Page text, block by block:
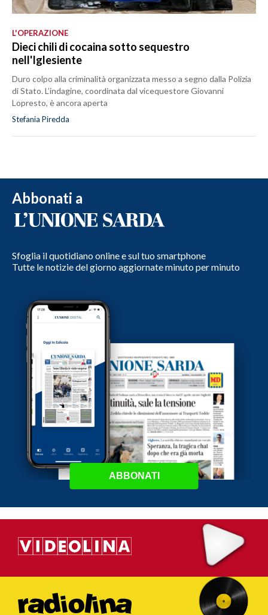
L'OPERAZIONE
Dieci chili di cocaina sotto sequestro
nell'Iglesiente
Duro colpo alla criminalità organizzata messo a segno dalla Polizia
di Stato. L’indagine, coordinata dal vicequestore Giovanni
Lopresto, è ancora aperta
Stefania Piredda
Abbonati a
Sfoglia il quotidiano online e sul tuo smartphone
Tutte le notizie del giorno aggiornate minuto per minuto
ABBONATI